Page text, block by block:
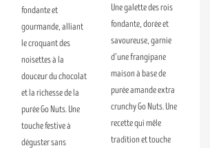
fondante et
gourmande, alliant
le croquant des
noisettes à la
douceur du chocolat
et la richesse de la
purée Go Nuts. Une
touche festive à
déguster sans
Une galette des rois
fondante, dorée et
savoureuse, garnie
d’une frangipane
maison à base de
purée amande extra
crunchy Go Nuts. Une
recette qui mêle
tradition et touche